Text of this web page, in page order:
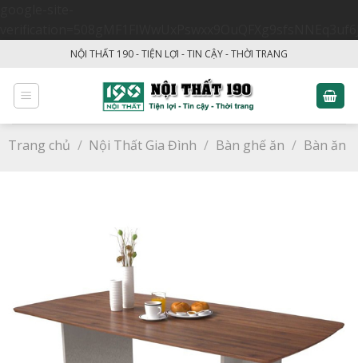
content
NỘI THẤT 190 - TIỆN LỢI - TIN CẬY - THỜI TRANG
Trang chủ / Nội Thất Gia Đình / Bàn ghế ăn / Bàn ăn